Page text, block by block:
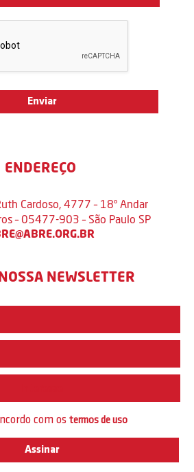
ENDEREÇO
Cardoso, 4777 – 18º Andar
– 05477-903 – São Paulo SP
NEWSLETTER
com os termos de uso